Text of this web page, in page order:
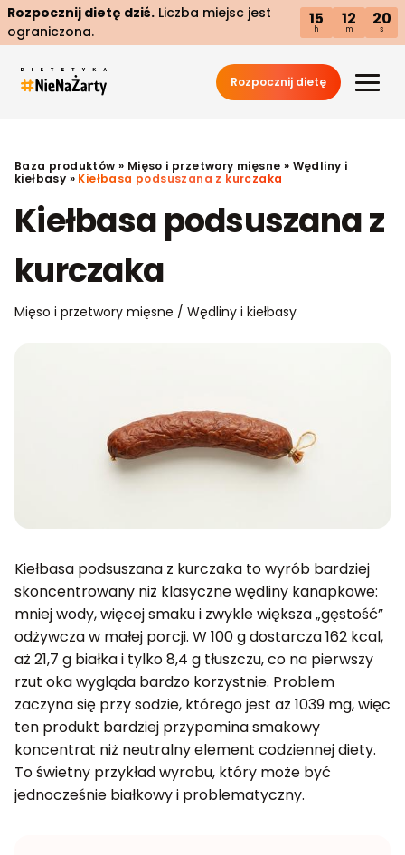
Rozpocznij dietę dziś. Liczba miejsc jest
ograniczona.
15
h
12
m
19
s
Rozpocznij dietę
Baza produktów » Mięso i przetwory mięsne » Wędliny i
kiełbasy » Kiełbasa podsuszana z kurczaka
Kiełbasa podsuszana z
kurczaka
Mięso i przetwory mięsne / Wędliny i kiełbasy
Kiełbasa podsuszana z kurczaka to wyrób bardziej
skoncentrowany niż klasyczne wędliny kanapkowe:
mniej wody, więcej smaku i zwykle większa „gęstość”
odżywcza w małej porcji. W 100 g dostarcza 162 kcal,
aż 21,7 g białka i tylko 8,4 g tłuszczu, co na pierwszy
rzut oka wygląda bardzo korzystnie. Problem
zaczyna się przy sodzie, którego jest aż 1039 mg, więc
ten produkt bardziej przypomina smakowy
koncentrat niż neutralny element codziennej diety.
To świetny przykład wyrobu, który może być
jednocześnie białkowy i problematyczny.